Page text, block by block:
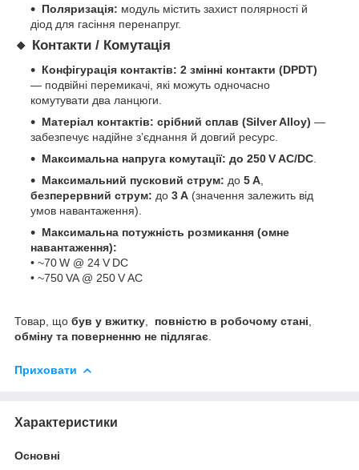
Поляризація: модуль містить захист полярності й
діод для гасіння перенапруг.
🔸 Контакти / Комутація
Конфігурація контактів: 2 змінні контакти (DPDT)
— подвійні перемикачі, які можуть одночасно
комутувати два ланцюги.
Матеріал контактів: срібний сплав (Silver Alloy) —
забезпечує надійне з’єднання й довгий ресурс.
Максимальна напруга комутації: до 250 V AC/DC
Максимальний пусковий струм: до 5 A
безперервний струм: до 3 A (значення залежить від
умов навантаження).
Максимальна потужність розмикання (омне
навантаження):
• ~70 W @ 24 V DC
• ~750 VA @ 250 V AC
Товар, що був у вжитку повністю в робочому стані
обміну та поверненню не підлягає
Приховати
Характеристики
Основні